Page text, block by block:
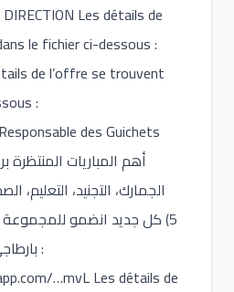
Les détails de
le fichier ci-dessous :
de l’offre se trouvent
:
des Guichets
الجمارك، التجنيد، التعليم،
كل جديد انضمو للمجموعة
New) – بارطاجي مع صحابك :
…mvL Les détails de